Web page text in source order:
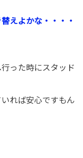
えよかな・・・・
った時にスタッド
れば安心ですもん